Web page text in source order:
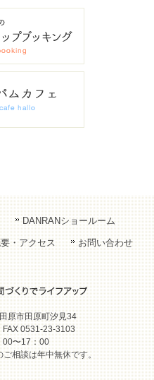
DANRANショールーム
・アクセス お問い合わせ
原市田原町汐見34
0531-23-3103
00〜17：00
相談は年中無休です。